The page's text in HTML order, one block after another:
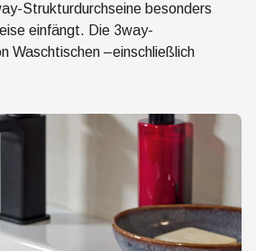
Strukturdurchseine besonders
einfängt. Die 3way-
Waschtischen –einschließlich